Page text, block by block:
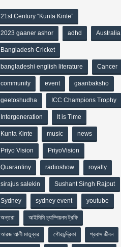
21st Century “Kunta Kinte”
2023 gaaner ashor adhd Australia
Bangladesh Cricket
bangladeshi english literature Cancer
community event gaanbaksho
geetoshudha ICC Champions Trophy
Intergeneration It is Time
Kunta Kinte music news
Priyo Vision PriyoVision
Quarantiny radioshow royalty
sirajus salekin Sushant Singh Rajput
Sydney sydney event youtube
অন্তরা আইসিসি চ্যাম্পিয়নস ট্রফি
আরজ আলী মাতুব্বর গৌরচন্দ্রিকা প্রবাস জীবন